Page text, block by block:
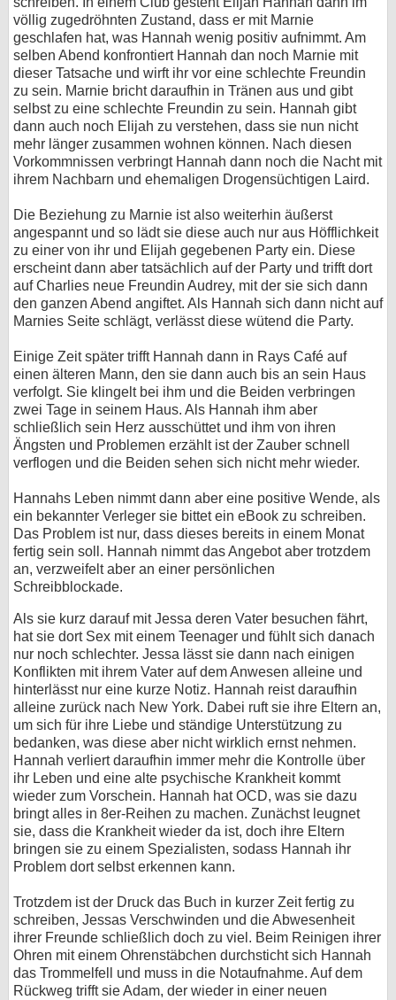
völlig zugedröhnten Zustand, dass er mit Marnie
geschlafen hat, was Hannah wenig positiv aufnimmt. Am
selben Abend konfrontiert Hannah dan noch Marnie mit
dieser Tatsache und wirft ihr vor eine schlechte Freundin
zu sein. Marnie bricht daraufhin in Tränen aus und gibt
selbst zu eine schlechte Freundin zu sein. Hannah gibt
dann auch noch Elijah zu verstehen, dass sie nun nicht
mehr länger zusammen wohnen können. Nach diesen
Vorkommnissen verbringt Hannah dann noch die Nacht mit
ihrem Nachbarn und ehemaligen Drogensüchtigen Laird.
Die Beziehung zu Marnie ist also weiterhin äußerst
angespannt und so lädt sie diese auch nur aus Höfflichkeit
zu einer von ihr und Elijah gegebenen Party ein. Diese
erscheint dann aber tatsächlich auf der Party und trifft dort
auf Charlies neue Freundin Audrey, mit der sie sich dann
den ganzen Abend angiftet. Als Hannah sich dann nicht auf
Marnies Seite schlägt, verlässt diese wütend die Party.
Einige Zeit später trifft Hannah dann in Rays Café auf
einen älteren Mann, den sie dann auch bis an sein Haus
verfolgt. Sie klingelt bei ihm und die Beiden verbringen
zwei Tage in seinem Haus. Als Hannah ihm aber
schließlich sein Herz ausschüttet und ihm von ihren
Ängsten und Problemen erzählt ist der Zauber schnell
verflogen und die Beiden sehen sich nicht mehr wieder.
Hannahs Leben nimmt dann aber eine positive Wende, als
ein bekannter Verleger sie bittet ein eBook zu schreiben.
Das Problem ist nur, dass dieses bereits in einem Monat
fertig sein soll. Hannah nimmt das Angebot aber trotzdem
an, verzweifelt aber an einer persönlichen
Schreibblockade.
Als sie kurz darauf mit Jessa deren Vater besuchen fährt,
hat sie dort Sex mit einem Teenager und fühlt sich danach
nur noch schlechter. Jessa lässt sie dann nach einigen
Konflikten mit ihrem Vater auf dem Anwesen alleine und
hinterlässt nur eine kurze Notiz. Hannah reist daraufhin
alleine zurück nach New York. Dabei ruft sie ihre Eltern an,
um sich für ihre Liebe und ständige Unterstützung zu
bedanken, was diese aber nicht wirklich ernst nehmen.
Hannah verliert daraufhin immer mehr die Kontrolle über
ihr Leben und eine alte psychische Krankheit kommt
wieder zum Vorschein. Hannah hat OCD, was sie dazu
bringt alles in 8er-Reihen zu machen. Zunächst leugnet
sie, dass die Krankheit wieder da ist, doch ihre Eltern
bringen sie zu einem Spezialisten, sodass Hannah ihr
Problem dort selbst erkennen kann.
Trotzdem ist der Druck das Buch in kurzer Zeit fertig zu
schreiben, Jessas Verschwinden und die Abwesenheit
ihrer Freunde schließlich doch zu viel. Beim Reinigen ihrer
Ohren mit einem Ohrenstäbchen durchsticht sich Hannah
das Trommelfell und muss in die Notaufnahme. Auf dem
Rückweg trifft sie Adam, der wieder in einer neuen